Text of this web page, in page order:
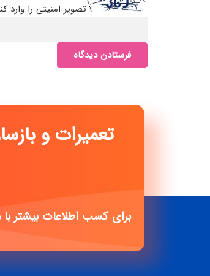
تصویر امنیتی را وارد
فرستادن دیدگاه
تعمیرات و
برای کسب اطلاعات بیشتر با